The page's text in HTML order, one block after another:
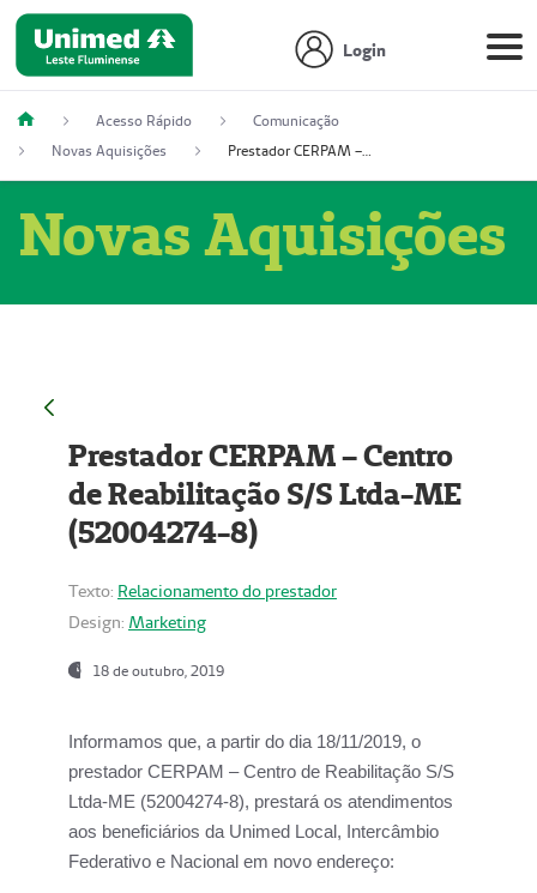
Login
Acesso Rápido
Comunicação
Novas Aquisições
Prestador CERPAM – Centro de Reabilitação S/S Ltda-ME (52004274-8)
Novas Aquisições
Prestador CERPAM – Centro
de Reabilitação S/S Ltda-ME
(52004274-8)
Texto: Relacionamento do prestador
Design: Marketing
18 de outubro, 2019
Informamos que, a partir do dia 18/11/2019, o
prestador CERPAM – Centro de Reabilitação S/S
Ltda-ME (52004274-8), prestará os atendimentos
aos beneficiários da Unimed Local, Intercâmbio
Federativo e Nacional em novo endereço: